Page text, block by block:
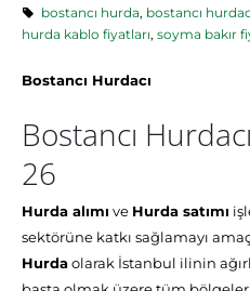
bostancı hurda, bostancı
hurda kablo fiyatları, soyma bakır
Bostancı Hurdacı
Bostancı
26
Hurda alımı ve Hurda satımı
sektörüne katkı sağlamayı
Hurdaolarak İstanbul ilinin